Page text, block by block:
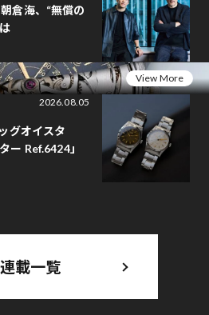
倉海、“無償の
View More
2026.08.05
グオイスタ
ー Ref.6424」
連載一覧